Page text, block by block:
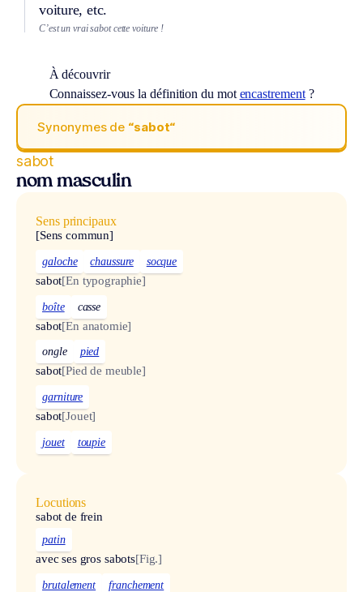
voiture, etc.
C’est un vrai sabot cette voiture !
À découvrir
Connaissez-vous la définition du mot encastrement?
Synonymes de “sabot“
sabot
nom masculin
Sens principaux
[Sens commun]
galoche chaussure socque
sabot[En typographie]
boîte casse
sabot[En anatomie]
ongle pied
sabot[Pied de meuble]
garniture
sabot[Jouet]
jouet toupie
Locutions
sabot de frein
patin
avec ses gros sabots[Fig.]
brutalement franchement